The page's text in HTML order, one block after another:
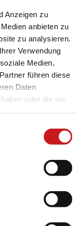
Anzeigen zu
anbieten zu
zu analysieren.
Verwendung
Medien,
führen diese
Daten
oder die sie
kontaktieren
Daten verarbeiten.
vitrail
| 70×100
cm, 42
couleur